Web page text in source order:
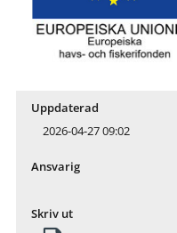
Uppdaterad
2026-04-27 09:02
Ansvarig
Skriv ut